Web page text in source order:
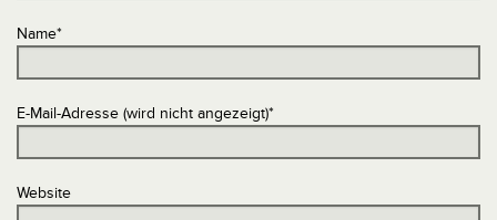
Name*
E-Mail-Adresse (wird nicht angezeigt)*
Website